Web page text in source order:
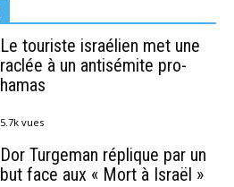
Le touriste israélien met une
raclée à un antisémite pro-
hamas
5.7k vues
Dor Turgeman réplique par un
but face aux « Mort à Israël »